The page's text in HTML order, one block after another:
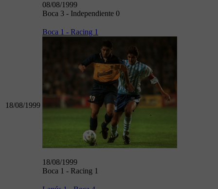
08/08/1999
Boca 3 - Independiente 0
18/08/1999
Boca 1 - Racing 1
18/08/1999
Boca 1 - Racing 1